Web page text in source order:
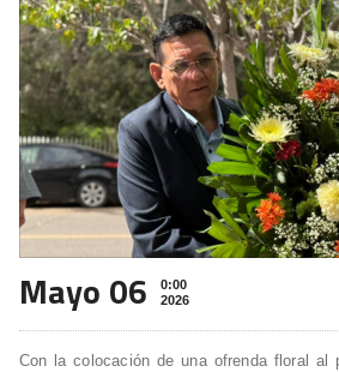
Mayo 06
0:00
2026
Con la colocación de una ofrenda floral al